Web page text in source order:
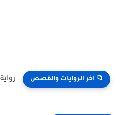
📁 آخر الروايات والقصص